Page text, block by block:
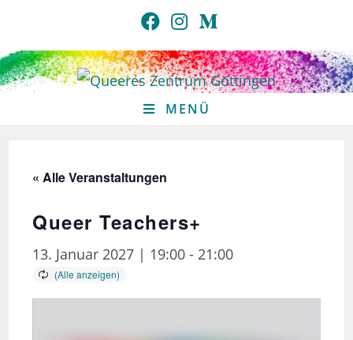
springen
MENÜ
« Alle Veranstaltungen
Queer Teachers+
13. Januar 2027 | 19:00 - 21:00